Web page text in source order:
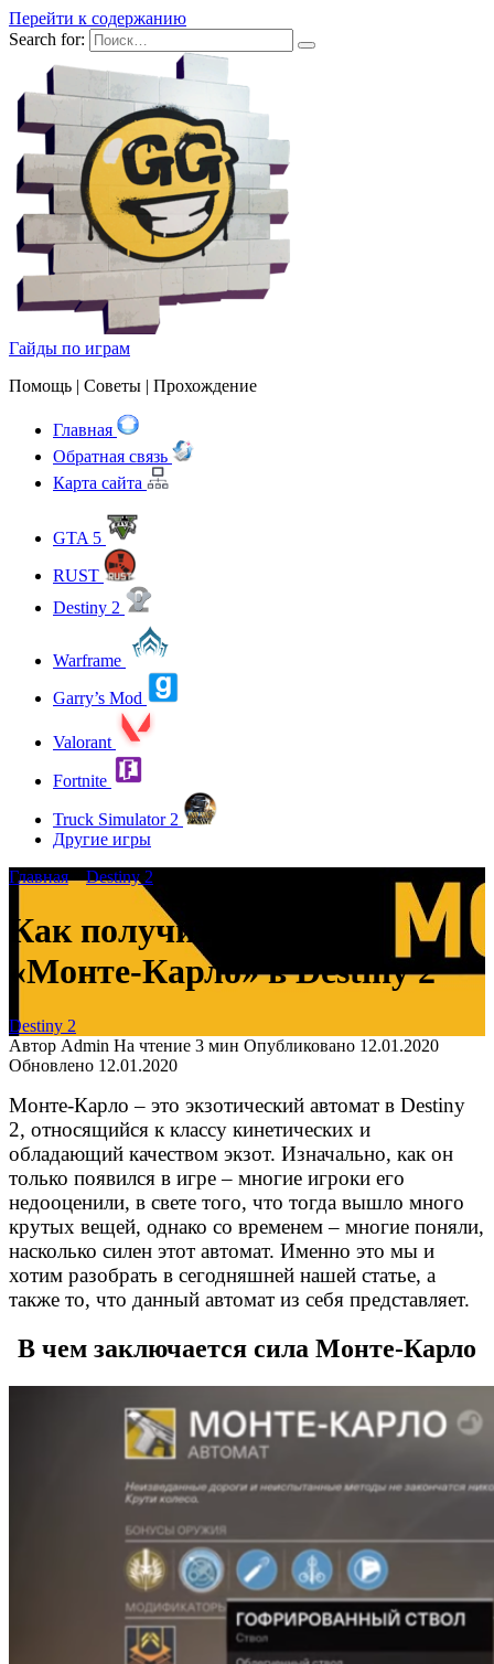
Перейти к содержанию
Search for:
Гайды по играм
Помощь | Cоветы | Прохождение
Главная
Обратная связь
Карта сайта
GTA 5
RUST
Destiny 2
Warframe
Garry’s Mod
Valorant
Fortnite
Truck Simulator 2
Другие игры
Главная » Destiny 2
Как получить автомат
«Монте-Карло» в Destiny 2
Destiny 2
Автор Admin На чтение 3 мин Опубликовано 12.01.2020
Обновлено 12.01.2020
Монте-Карло – это экзотический автомат в Destiny
2, относящийся к классу кинетических и
обладающий качеством экзот. Изначально, как он
только появился в игре – многие игроки его
недооценили, в свете того, что тогда вышло много
крутых вещей, однако со временем – многие поняли,
насколько силен этот автомат. Именно это мы и
хотим разобрать в сегодняшней нашей статье, а
также то, что данный автомат из себя представляет.
В чем заключается сила Монте-Карло